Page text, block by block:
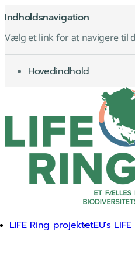
Indholdsnavigation
Vælg et link for at navigere til
gå til
Hovedindhold
LIFE Ring projektetEU's